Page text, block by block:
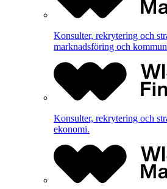
Konsulter, rekrytering och
marknadsföring och
Konsulter, rekrytering och
ekonomi.